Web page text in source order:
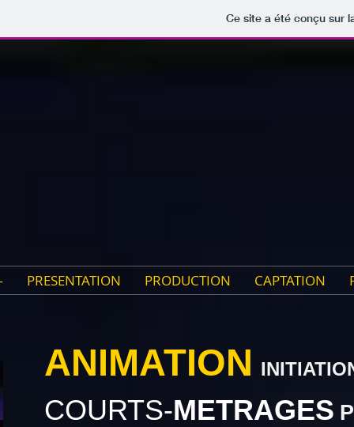
Ce site a été conçu sur
PRESENTATION PRODUCTION CAPTATION
ANIMATION
COURTS-METRAGES